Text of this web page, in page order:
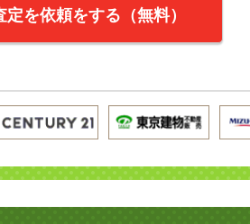
を依頼をする（無料）